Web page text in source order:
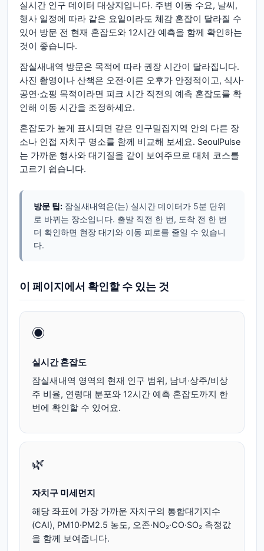
실시간 인구 데이터 대상지입니다. 주변 이동 수요, 날씨,
행사 일정에 따라 같은 요일이라도 체감 혼잡이 달라질 수
있어 방문 전 현재 혼잡도와 12시간 예측을 함께 확인하는
것이 좋습니다.
잠실새내역 방문은 목적에 따라 권장 시간이 달라집니다.
사진 촬영이나 산책은 오전·이른 오후가 안정적이고, 식사·
공연·쇼핑 목적이라면 피크 시간 직전의 예측 혼잡도를 확
인해 이동 시간을 조정하세요.
혼잡도가 높게 표시되면 같은 인구밀집지역 안의 다른 장
소나 인접 자치구 명소를 함께 비교해 보세요. SeoulPulse
는 가까운 행사와 대기질을 같이 보여주므로 대체 코스를
고르기 쉽습니다.
방문 팁: 잠실새내역은(는) 실시간 데이터가 5분 단위
로 바뀌는 장소입니다. 출발 직전 한 번, 도착 전 한 번
더 확인하면 현장 대기와 이동 피로를 줄일 수 있습니
다.
이 페이지에서 확인할 수 있는 것
◉
실시간 혼잡도
잠실새내역 영역의 현재 인구 범위, 남녀·상주/비상
주 비율, 연령대 분포와 12시간 예측 혼잡도까지 한
번에 확인할 수 있어요.
🌿
자치구 미세먼지
해당 좌표에 가장 가까운 자치구의 통합대기지수
(CAI), PM10·PM2.5 농도, 오존·NO₂·CO·SO₂ 측정값
을 함께 보여줍니다.